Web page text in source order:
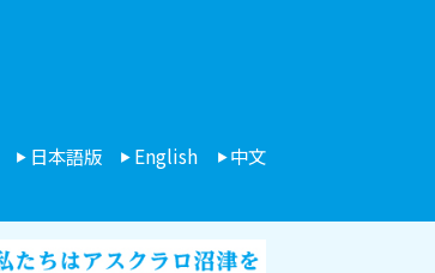
日本語版 English 中文